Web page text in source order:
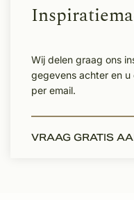
Wij delen graag ons
gegevens achter en
per email.
VRAAG GRATIS